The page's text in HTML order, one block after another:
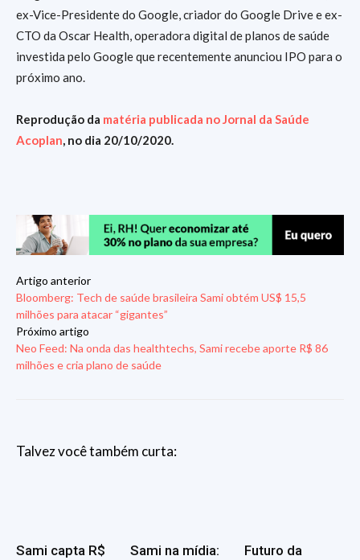
ex-Vice-Presidente do Google, criador do Google Drive e ex-
CTO da Oscar Health, operadora digital de planos de saúde
investida pelo Google que recentemente anunciou IPO para o
próximo ano.
Reprodução da matéria publicada no Jornal da Saúde
Acoplan, no dia 20/10/2020.
Artigo anterior
Bloomberg: Tech de saúde brasileira Sami obtém US$ 15,5
milhões para atacar “gigantes”
Próximo artigo
Neo Feed: Na onda das healthtechs, Sami recebe aporte R$ 86
milhões e cria plano de saúde
Talvez você também curta:
Sami capta R$
Sami na mídia:
Futuro da